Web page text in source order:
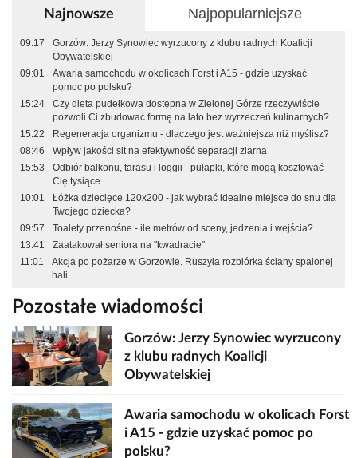
Najnowsze Najpopularniejsze
09:17
Gorzów: Jerzy Synowiec wyrzucony z klubu radnych Koalicji
Obywatelskiej
09:01
Awaria samochodu w okolicach Forst i A15 - gdzie uzyskać
pomoc po polsku?
15:24
Czy dieta pudełkowa dostępna w Zielonej Górze rzeczywiście
pozwoli Ci zbudować formę na lato bez wyrzeczeń kulinarnych?
15:22
Regeneracja organizmu - dlaczego jest ważniejsza niż myślisz?
08:46
Wpływ jakości sit na efektywność separacji ziarna
15:53
Odbiór balkonu, tarasu i loggii - pułapki, które mogą kosztować
Cię tysiące
10:01
Łóżka dziecięce 120x200 - jak wybrać idealne miejsce do snu dla
Twojego dziecka?
09:57
Toalety przenośne - ile metrów od sceny, jedzenia i wejścia?
13:41
Zaatakował seniora na "kwadracie"
11:01
Akcja po pożarze w Gorzowie. Ruszyła rozbiórka ściany spalonej
hali
Pozostałe wiadomości
Gorzów: Jerzy Synowiec wyrzucony
z klubu radnych Koalicji
Obywatelskiej
Awaria samochodu w okolicach Forst
i A15 - gdzie uzyskać pomoc po
polsku?